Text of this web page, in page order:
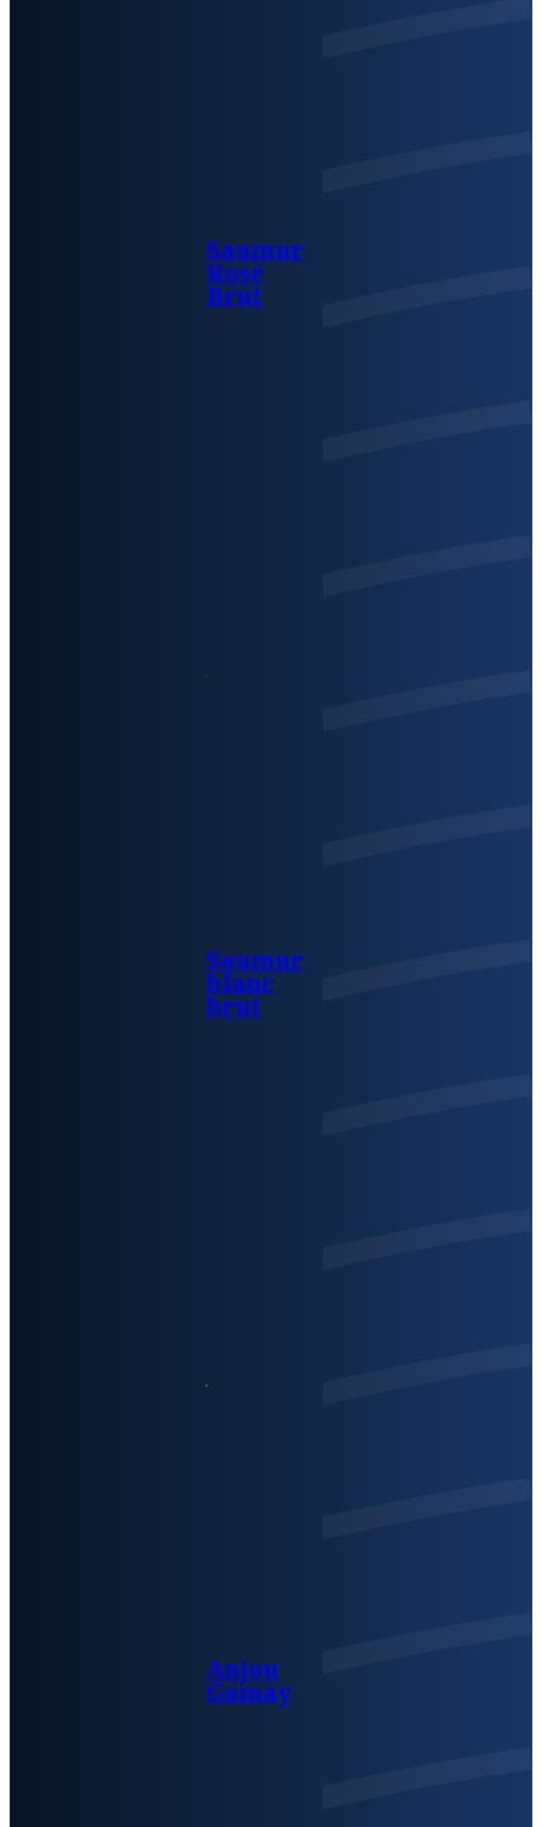
Saumur
Rosé
Brut
Saumur
blanc
brut
Anjou
Gamay